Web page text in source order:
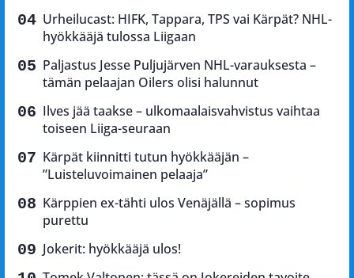
Urheilucast: HIFK, Tappara, TPS vai Kärpät? NHL-
hyökkääjä tulossa Liigaan
Paljastus Jesse Puljujärven NHL-varauksesta –
tämän pelaajan Oilers olisi halunnut
Ilves jää taakse – ulkomaalaisvahvistus vaihtaa
toiseen Liiga-seuraan
Kärpät kiinnitti tutun hyökkääjän –
”Luisteluvoimainen pelaaja”
Kärppien ex-tähti ulos Venäjällä – sopimus
purettu
Jokerit: hyökkääjä ulos!